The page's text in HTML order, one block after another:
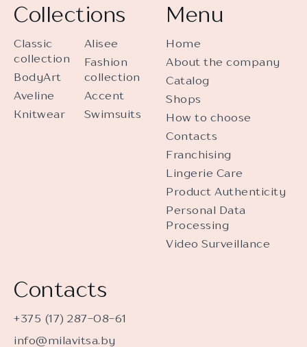
Collections
Classic
collection
BodyArt
Aveline
Knitwear
Alisee
Fashion
collection
Accent
Swimsuits
Menu
Home
About the company
Catalog
Shops
How to choose
Contacts
Franchising
Lingerie Care
Product Authenticity
Personal Data
Processing
Video Surveillance
Contacts
+375 (17) 287-08-61
info@milavitsa.by